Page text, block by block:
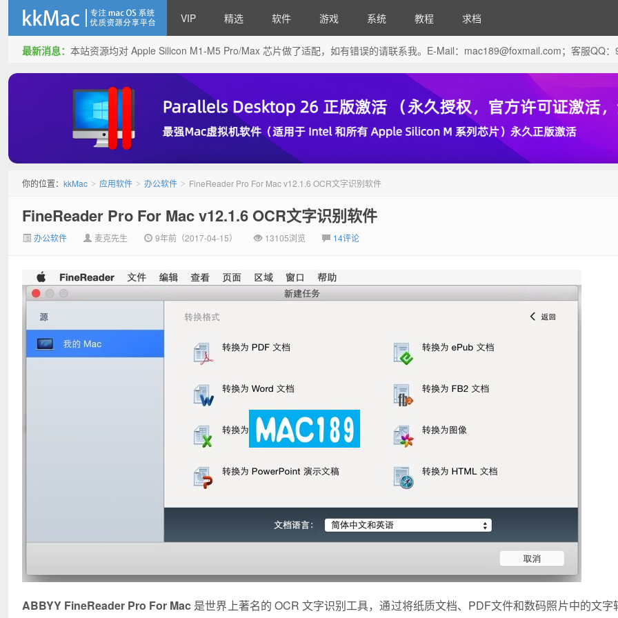
kkMac
VIP 精选 软件 游戏 系统 教程 求档
最新消息： 本站资源均对 Apple Silicon M1-M5 Pro/Max 芯片做了适配，如有错误的请联系我。E-Mail： mac189@foxmail.com；客服QQ
你的位置： kkMac > 应用软件 > 办公软件 > FineReader Pro For Mac v12.1.6 OCR文字识别软件
FineReader Pro For Mac v12.1.6 OCR文字识别软件
办公软件 麦克先生 9年前（2017-04-15） 13105浏览 14评论
ABBYY FineReader Pro For Mac 是世界上著名的 OCR 文字识别工具，通过将纸质文档、PDF文件和数码照片中的文字